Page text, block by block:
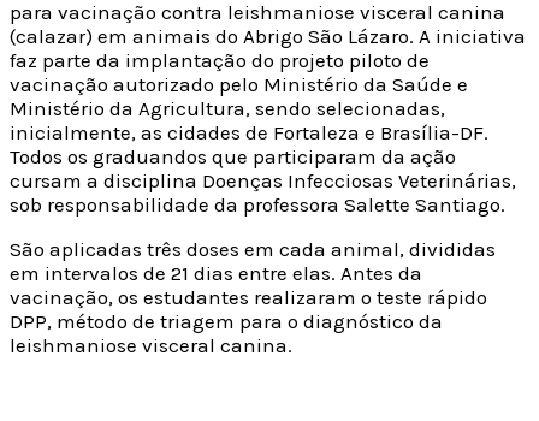
para vacinação contra leishmaniose visceral canina
(calazar) em animais do Abrigo São Lázaro. A iniciativa
faz parte da implantação do projeto piloto de
vacinação autorizado pelo Ministério da Saúde e
Ministério da Agricultura, sendo selecionadas,
inicialmente, as cidades de Fortaleza e Brasília-DF.
Todos os graduandos que participaram da ação
cursam a disciplina Doenças Infecciosas Veterinárias,
sob responsabilidade da professora Salette Santiago.
São aplicadas três doses em cada animal, divididas
em intervalos de 21 dias entre elas. Antes da
vacinação, os estudantes realizaram o teste rápido
DPP, método de triagem para o diagnóstico da
leishmaniose visceral canina.